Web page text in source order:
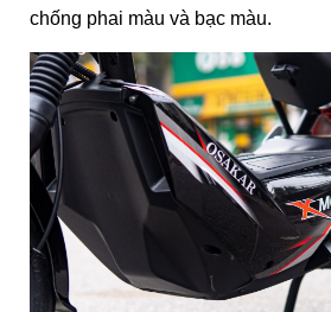
chống phai màu và bạc màu.